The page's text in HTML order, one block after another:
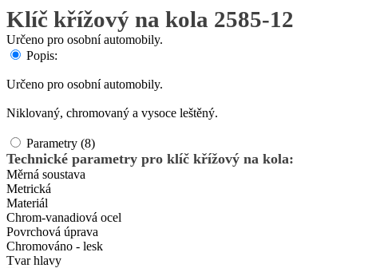
Klíč křížový na kola 2585-12
Určeno pro osobní automobily.
Popis:
Určeno pro osobní automobily.
Niklovaný, chromovaný a vysoce leštěný.
Parametry (8)
Technické parametry pro klíč křížový na kola:
Měrná soustava
Metrická
Materiál
Chrom-vanadiová ocel
Povrchová úprava
Chromováno - lesk
Tvar hlavy